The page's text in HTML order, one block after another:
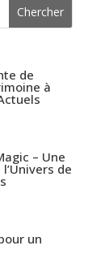
de
à
– Une
de
un